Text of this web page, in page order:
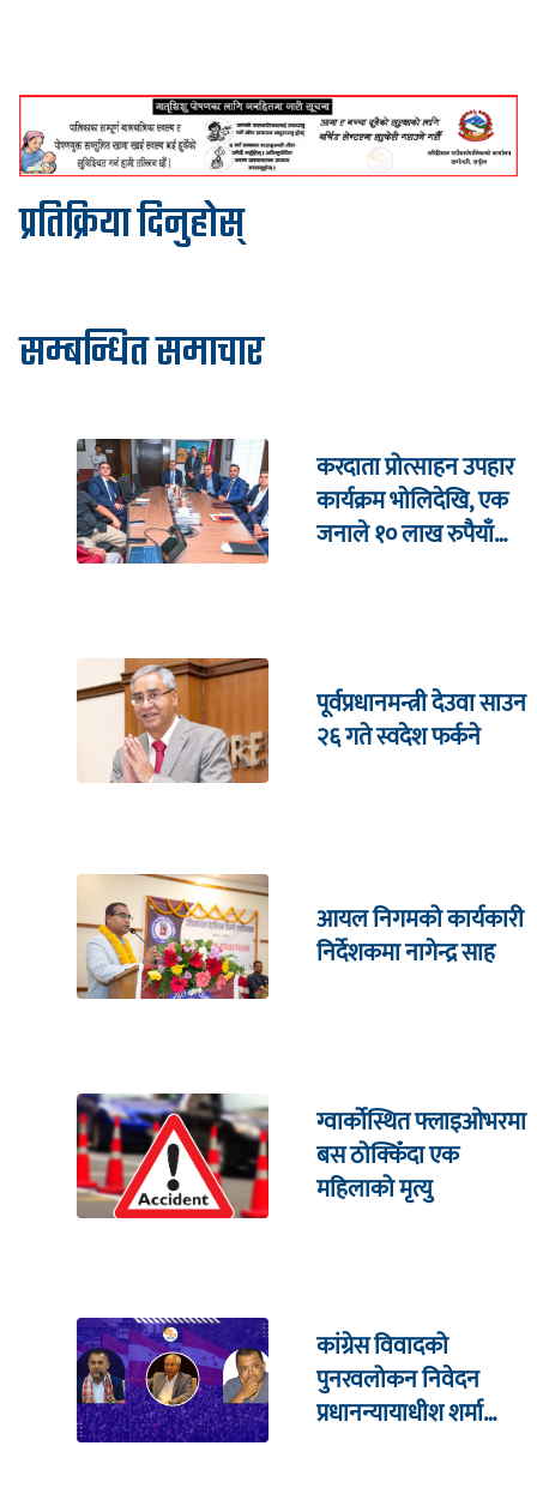
प्रतिक्रिया दिनुहोस्
सम्बन्धित समाचार
करदाता प्रोत्साहन उपहार
कार्यक्रम भाेलिदेखि, एक
जनाले १० लाख रुपैयाँ
पूर्वप्रधानमन्त्री देउवा साउन
२६ गते स्वदेश फर्कने
आयल निगमको कार्यकारी
निर्देशकमा नागेन्द्र साह
ग्वार्कोस्थित फ्लाइओभरमा
बस ठोक्किँदा एक
महिलाको मृत्यु
कांग्रेस विवादको
पुनरवलोकन निवेदन
प्रधानन्यायाधीश शर्मा